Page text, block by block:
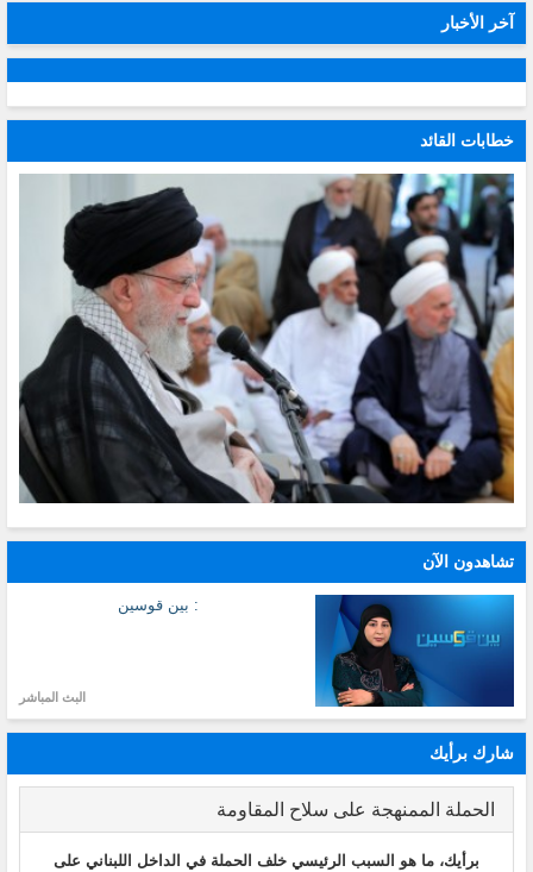
آخر الأخبار
خطابات القائد
تشاهدون الآن
: بين قوسين
البث المباشر
شارك برأيك
الحملة الممنهجة على سلاح المقاومة
برأيك، ما هو السبب الرئيسي خلف الحملة في الداخل اللبناني على